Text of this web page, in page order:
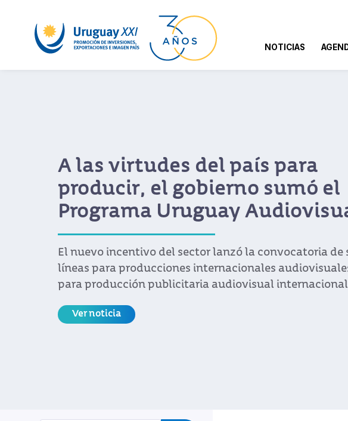
NOTICIAS
A las virtudes del país para
producir, el gobierno sumó el
Programa Uruguay
El nuevo incentivo del sector lanzó la convocatoria de
líneas para producciones internacionales
para producción publicitaria audiovisual
Ver noticia